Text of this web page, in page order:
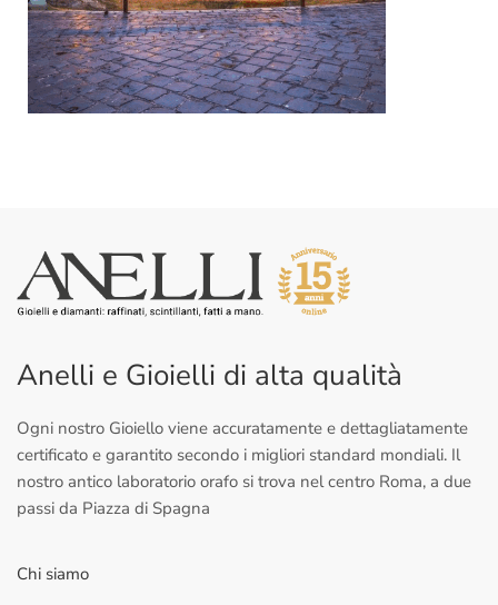
Anelli e Gioielli di alta qualità
Ogni nostro Gioiello viene accuratamente e dettagliatamente
certificato e garantito secondo i migliori standard mondiali. Il
nostro antico laboratorio orafo si trova nel centro Roma, a due
passi da Piazza di Spagna
Chi siamo